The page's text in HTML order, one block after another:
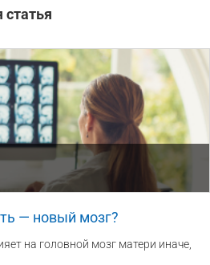
статья
— новый мозг?
на головной мозг матери иначе,